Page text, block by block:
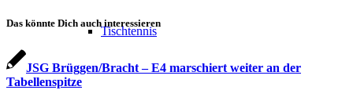
Tischtennis
Das könnte Dich auch interessieren
JSG Brüggen/Bracht – E4 marschiert weiter an der
Tabellenspitze